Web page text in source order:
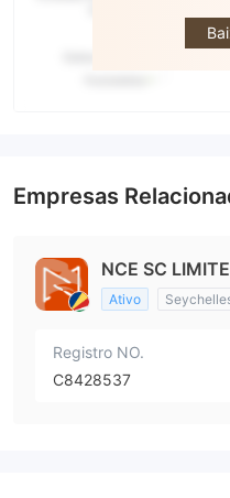
Empresas
NCE SC
Ativo
Registro NO.
C8428537